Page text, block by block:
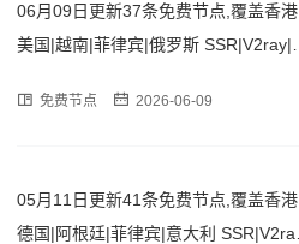
06月09日更新37条免费节点,覆盖香
美国|越南|菲律宾|俄罗斯
免费节点 2026-06-09
05月11日更新41条免费节点,覆盖香
德国|阿根廷|菲律宾|意大利 SSR|V2ray|